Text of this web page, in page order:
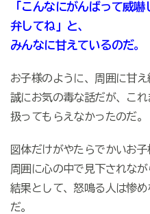
「こんなにがんばって威
弁してね」と、
みんなに甘えているのだ。
お子様のように、周囲に甘え
誠にお気の毒な話だが、こ
扱ってもらえなかったのだ。
図体だけがやたらでかいお子
周囲に心の中で見下されなが
結果として、怒鳴る人は惨
だ。